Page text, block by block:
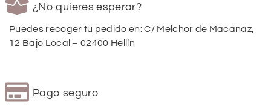
¿No quieres esperar?
Puedes recoger tu pedido en: C/ Melchor de Macanaz,
12 Bajo Local – 02400 Hellín
Pago seguro